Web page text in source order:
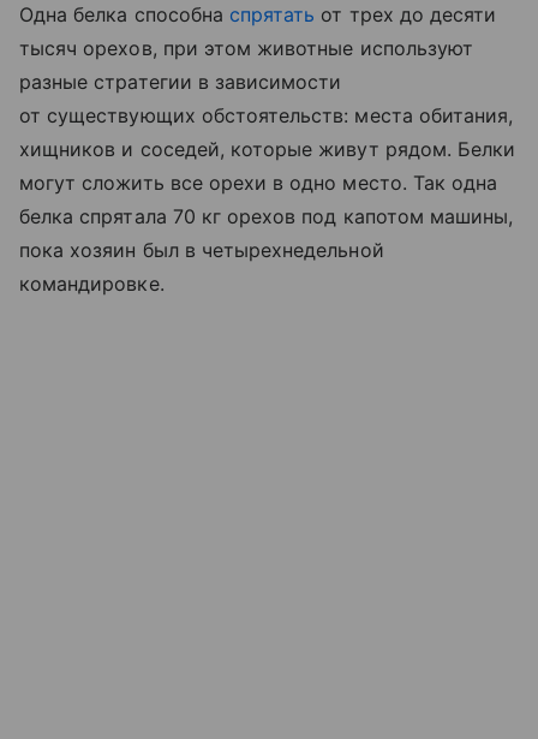
Одна белка способна спрятать от трех до десяти
тысяч орехов, при этом животные используют
разные стратегии в зависимости
от существующих обстоятельств: места обитания,
хищников и соседей, которые живут рядом. Белки
могут сложить все орехи в одно место. Так одна
белка спрятала 70 кг орехов под капотом машины,
пока хозяин был в четырехнедельной
командировке.